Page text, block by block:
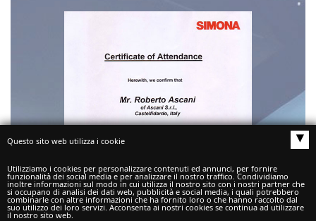
Questo sito web utilizza i cookie ▴
Utilizziamo i cookies per personalizzare contenuti ed annunci, per fornire
funzionalità dei social media e per analizzare il nostro traffico. Condividiamo
inoltre informazioni sul modo in cui utilizza il nostro sito con i nostri partner che
si occupano di analisi dei dati web, pubblicità e social media, i quali potrebbero
combinarle con altre informazioni che ha fornito loro o che hanno raccolto dal
suo utilizzo dei loro servizi. Acconsenta ai nostri cookies se continua ad utilizzare
il nostro sito web.